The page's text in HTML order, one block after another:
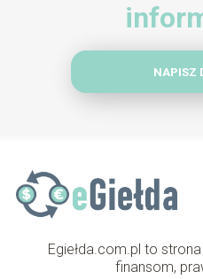
NAPISZ
Egiełda.com.pl to
finansom,